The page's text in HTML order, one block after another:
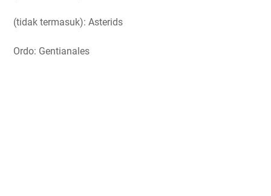
(tidak termasuk): Asterids
Ordo: Gentianales